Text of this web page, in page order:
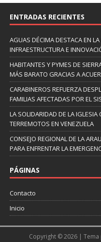
ENTRADAS RECIENTES
AGUAS DÉCIMA DESTACA EN
INFRAESTRUCTURA E
HABITANTES Y PYMES DE
MÁS BARATO GRACIAS A
CARABINEROS REFUERZA
FAMILIAS AFECTADAS POR EL
LA SOLIDARIDAD DE LA IGLESIA
TERREMOTOS EN VENEZUELA
CONSEJO REGIONAL DE LA
PARA ENFRENTAR LA
PÁGINAS
Contacto
Inicio
Copyright © 2026 | Tema